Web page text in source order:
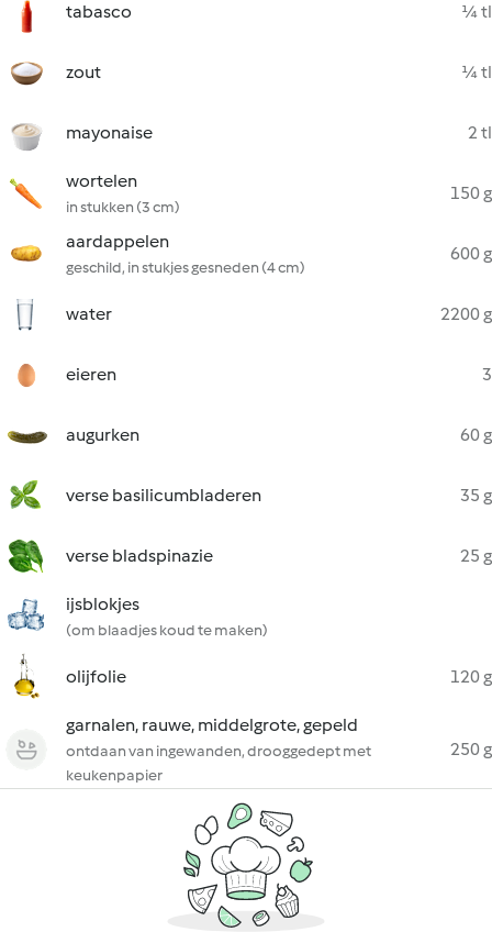
tabasco ¼ tl
zout ¼ tl
mayonaise 2 tl
wortelen
in stukken (3 cm)
150 g
aardappelen
geschild, in stukjes gesneden (4 cm)
600 g
water 2200 g
eieren 3
augurken 60 g
verse basilicumbladeren 35 g
verse bladspinazie 25 g
ijsblokjes
(om blaadjes koud te maken)
olijfolie 120 g
garnalen, rauwe, middelgrote, gepeld
ontdaan van ingewanden, drooggedept met
keukenpapier
250 g